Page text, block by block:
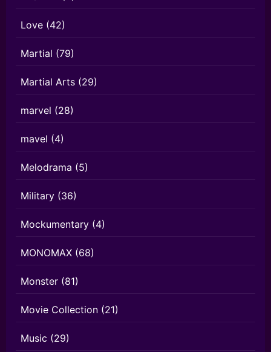
Love (42)
Martial (79)
Martial Arts (29)
marvel (28)
mavel (4)
Melodrama (5)
Military (36)
Mockumentary (4)
MONOMAX (68)
Monster (81)
Movie Collection (21)
Music (29)